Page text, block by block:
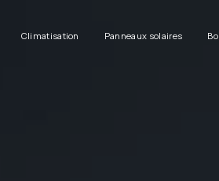
Climatisation Panneaux solaires